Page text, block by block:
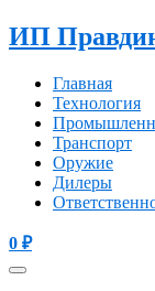
ИП
Главная
Технология
Транспорт
Оружие
Дилеры
0 ₽